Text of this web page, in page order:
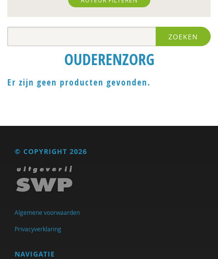
Peter de Lange
Pieter van Dijk
Lidwien Koopmans
Alexander Maas
Anja Machielse
Marie-Josée mits
Sandra Schruijer
Ger Tielen
ZOEKEN
OUDERENZORG
Er zijn geen producten gevonden.
© COPYRIGHT 2026
Algemene voorwaarden
Privacyverklaring
NAVIGATIE